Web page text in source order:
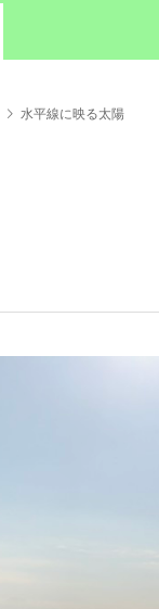
水平線に映る太陽